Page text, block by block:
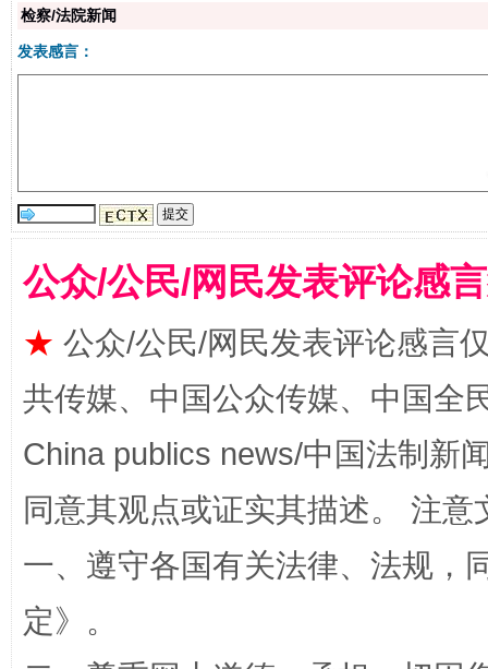
漫山遍野的桃花与雪山、麦地、白藏房 除
检察/法院新闻
发表感言：
公众/公民/网民发表评论感
★ 公众/公民/网民发表评论感言
共传媒、中国公众传媒、中国全
China publics news/中国法制新
同意其观点或证实其描述。 注
一、遵守各国有关法律、法规，
定》。